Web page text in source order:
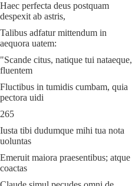
Haec perfecta deus postquam
despexit ab astris,
Talibus adfatur mittendum in
aequora uatem:
"Scande citus, natique tui nataeque,
fluentem
Fluctibus in tumidis cumbam, quia
pectora uidi
265
Iusta tibi dudumque mihi tua nota
uoluntas
Emeruit maiora praesentibus; atque
coactas